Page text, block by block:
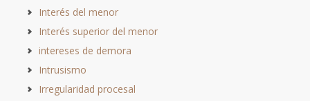
Interés del menor
Interés superior del menor
intereses de demora
Intrusismo
Irregularidad procesal